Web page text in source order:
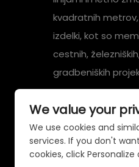
kvadratnih
izdelki, kot so
cestnih,
gradbeniških
We value your
We use cookies and
services. If you don't
cookies, click Personalize